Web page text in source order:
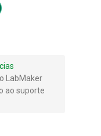
LabMaker
ao suporte